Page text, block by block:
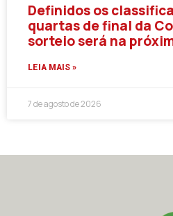
Definidos os
quartas de final da
sorteio será na
LEIA MAIS »
7 de agosto de 2026